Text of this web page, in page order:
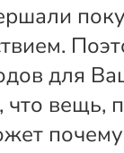
для
вещь,